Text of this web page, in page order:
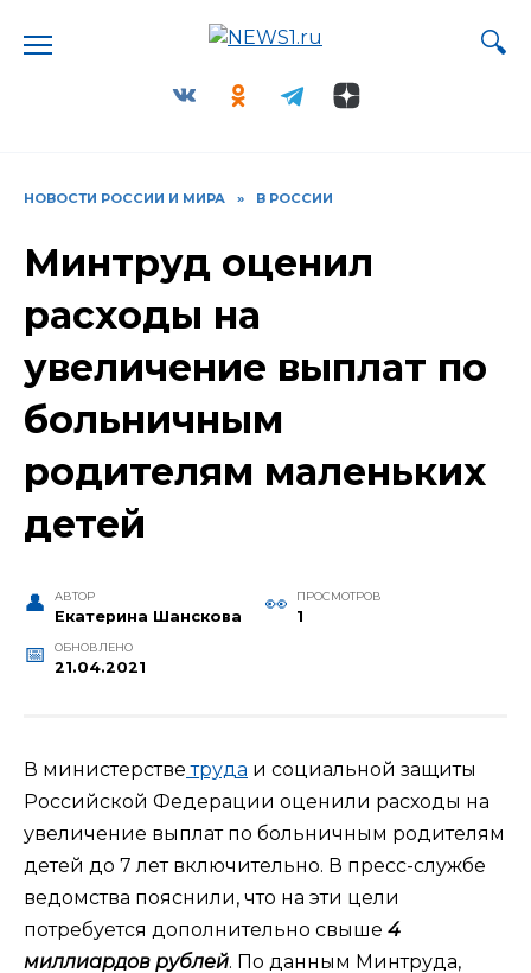
НОВОСТИ РОССИИ И МИРА » В РОССИИ
Минтруд оценил
расходы на
увеличение выплат по
больничным
родителям маленьких
детей
АВТОР
Екатерина Шанскова
ПРОСМОТРОВ
1
ОБНОВЛЕНО
21.04.2021
В министерстве труда и социальной защиты
Российской Федерации оценили расходы на
увеличение выплат по больничным родителям
детей до 7 лет включительно. В пресс-службе
ведомства пояснили, что на эти цели
потребуется дополнительно свыше 4
миллиардов рублей. По данным Минтруда,